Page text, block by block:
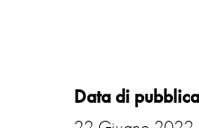
Data di